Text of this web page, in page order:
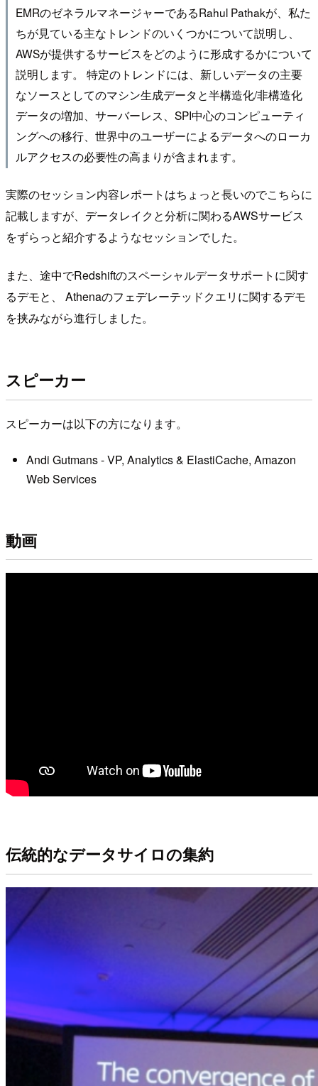
EMRのゼネラルマネージャーであるRahul Pathakが、私た
ちが見ている主なトレンドのいくつかについて説明し、
AWSが提供するサービスをどのように形成するかについて
説明します。 特定のトレンドには、新しいデータの主要
なソースとしてのマシン生成データと半構造化/非構造化
データの増加、サーバーレス、SPI中心のコンピューティ
ングへの移行、世界中のユーザーによるデータへのローカ
ルアクセスの必要性の高まりが含まれます。
実際のセッション内容レポートはちょっと長いのでこちらに
記載しますが、データレイクと分析に関わるAWSサービス
をずらっと紹介するようなセッションでした。
また、途中でRedshiftのスペーシャルデータサポートに関す
るデモと、 Athenaのフェデレーテッドクエリに関するデモ
を挟みながら進行しました。
スピーカー
スピーカーは以下の方になります。
Andi Gutmans - VP, Analytics & ElastiCache, Amazon
Web Services
動画
伝統的なデータサイロの集約